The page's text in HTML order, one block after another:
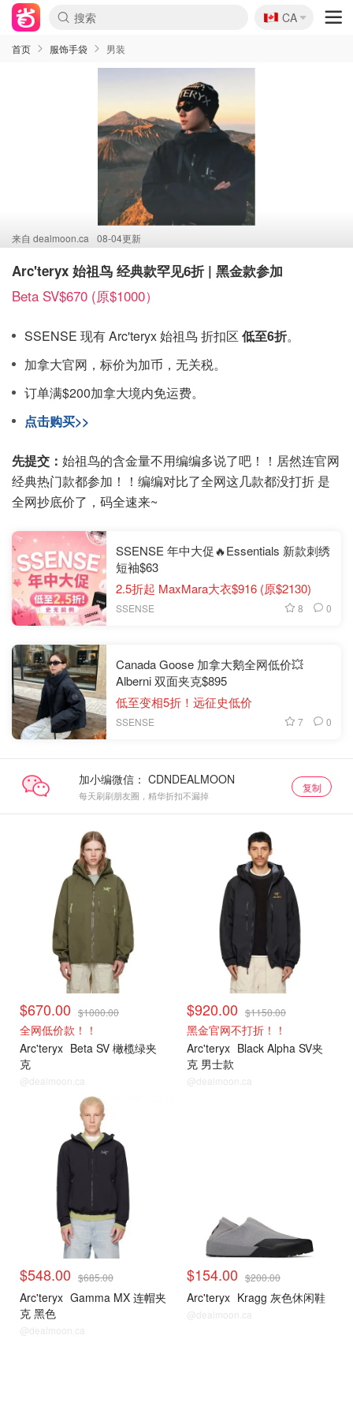
🇨🇦
CA
首页 服饰手袋 男装
来自 dealmoon.ca 08-04更新
Arc'teryx 始祖鸟 经典款罕见6折 | 黑金款参加
Beta SV$670 (原$1000）
SSENSE 现有 Arc'teryx 始祖鸟 折扣区 低至6折。
加拿大官网，标价为加币，无关税。
订单满$200加拿大境内免运费。
点击购买>>
先提交： 始祖鸟的含金量不用编编多说了吧！！居然连官网
经典热门款都参加！！编编对比了全网这几款都没打折 是
全网抄底价了，码全速来~
SSENSE 年中大促🔥Essentials 新款刺绣
短袖$63
2.5折起 MaxMara大衣$916 (原$2130)
SSENSE 8 0
Canada Goose 加拿大鹅全网低价💥
Alberni 双面夹克$895
低至变相5折！远征史低价
SSENSE 7 0
加小编微信：
每天刷刷朋友圈，精华折扣不漏掉
复制
$670.00 $1000.00
全网低价款！！
Arc'teryx Beta SV 橄榄绿夹
克
@dealmoon.ca
$920.00 $1150.00
黑金官网不打折！！
Arc'teryx Black Alpha SV夹
克 男士款
@dealmoon.ca
$548.00 $685.00
Arc'teryx Gamma MX 连帽夹
克 黑色
@dealmoon.ca
$154.00 $200.00
Arc'teryx Kragg 灰色休闲鞋
@dealmoon.ca